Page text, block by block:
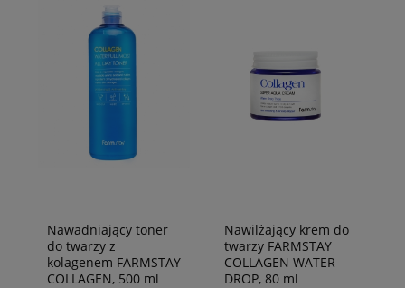
Nawadniający toner
do twarzy z
kolagenem FARMSTAY
COLLAGEN, 500 ml
Nawilżający krem do
twarzy FARMSTAY
COLLAGEN WATER
DROP, 80 ml